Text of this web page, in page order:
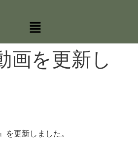
画を更新し
を更新しました。